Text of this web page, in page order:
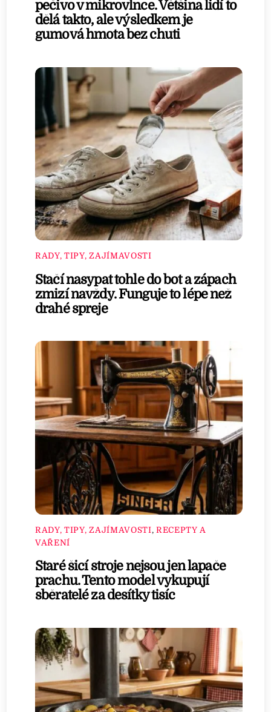
pečivo v mikrovlnce. Většina lidí to
dělá takto, ale výsledkem je
gumová hmota bez chuti
RADY, TIPY, ZAJÍMAVOSTI
Stačí nasypat tohle do bot a zápach
zmizí navždy. Funguje to lépe než
drahé spreje
RADY, TIPY, ZAJÍMAVOSTI, RECEPTY A
VAŘENÍ
Staré šicí stroje nejsou jen lapače
prachu. Tento model vykupují
sběratelé za desítky tisíc